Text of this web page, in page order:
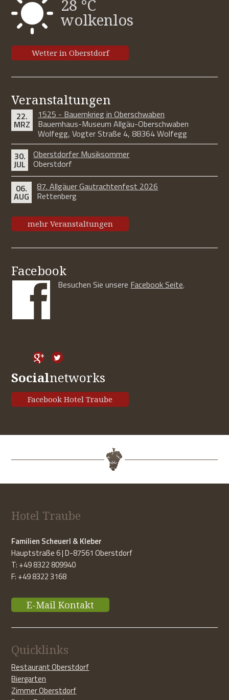
28 °C
wolkenlos
Wetter in Oberstdorf
Veranstaltungen
22.
MRZ
1525 - Bauernkrieg in Oberschwaben
Bauernhaus-Museum Allgäu-Oberschwaben
Wolfegg, Vogter Straße 4, 88364 Wolfegg
30.
JUL
Oberstdorfer Musiksommer
Oberstdorf
06.
AUG
87. Allgäuer Gautrachtenfest 2026
Rettenberg
mehr Veranstaltungen
Facebook
Besuchen Sie unsere Facebook Seite.
Socialnetworks
Facebook Hotel Traube
Hotel Traube
Familien Scheuerl & Kleber
Hauptstraße 6 | D-87561 Oberstdorf
T: +49 8322 809940
F: +49 8322 3168
E-Mail Kontakt
Quicklinks
Restaurant Oberstdorf
Biergarten
Zimmer Oberstdorf